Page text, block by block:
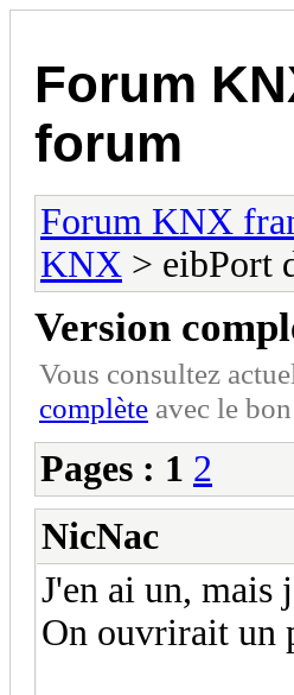
Forum
forum
Forum KNX
KNX > eibPort
Version
Vous consultez
complète avec le
Pages : 1 2
NicNac
J'en ai un, mais
On ouvrirait un